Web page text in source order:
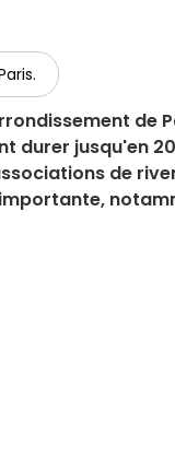
de
durer jusqu'en
de